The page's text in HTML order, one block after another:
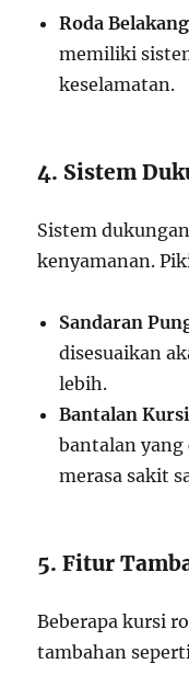
Roda Belakang
memiliki
keselamatan.
4. Sistem
Sistem
kenyamanan.
Sandaran
disesuaikan
lebih.
Bantalan Kursi
bantalan yang
merasa sakit
5. Fitur
Beberapa kursi
tambahan